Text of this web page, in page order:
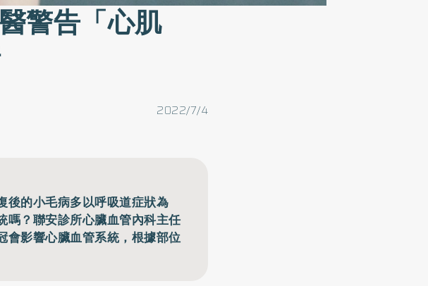
警告「心肌
2022/7/4
後的小毛病多以呼吸道症狀為
嗎？聯安診所心臟血管內科主任
會影響心臟血管系統，根據部位